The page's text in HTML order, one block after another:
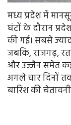
मध्य प्रदेश में
घंटों के दौरान
की गई। सबसे
जबकि, राजगढ़,
और उज्जैन समेत कई
अगले चार दिनों
बारिश की